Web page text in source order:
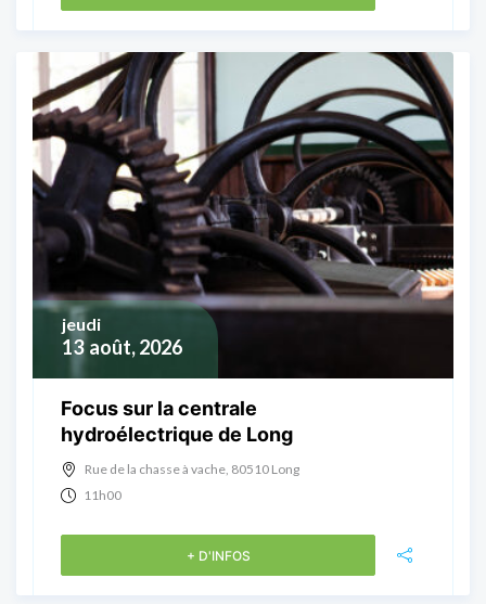
13 août, 2026
jeudi
Focus sur la centrale
hydroélectrique de Long
Rue de la chasse à vache, 80510 Long
11h00
+ D'INFOS